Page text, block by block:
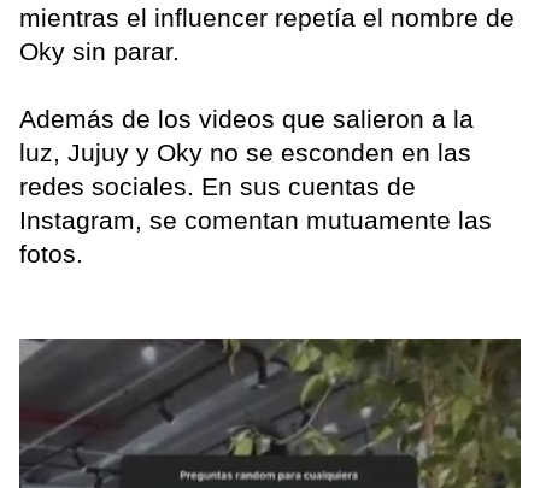
mientras el influencer repetía el nombre de
Oky sin parar.
Además de los videos que salieron a la
luz, Jujuy y Oky no se esconden en las
redes sociales. En sus cuentas de
Instagram, se comentan mutuamente las
fotos.